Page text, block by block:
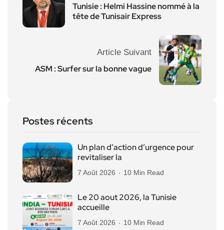
Tunisie : Helmi Hassine nommé à la
tête de Tunisair Express
Article Suivant
ASM : Surfer sur la bonne vague
Postes récents
Un plan d’action d’urgence pour
revitaliser la
7 Août 2026 10 Min Read
Le 20 aout 2026, la Tunisie
accueille
7 Août 2026 10 Min Read